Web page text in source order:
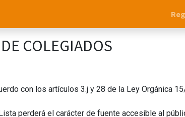
COLEGIADOS
con los artículos 3.j y 28 de la Ley Orgánica
perderá el carácter de fuente accesible al